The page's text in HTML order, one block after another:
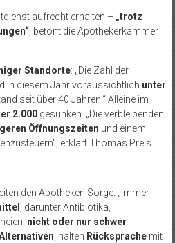
aufrecht erhalten – „trotz
, betont die Apothekerkammer
Standorte: „Die Zahl der
in diesem Jahr voraussichtlich unter
seit über 40 Jahren.“ Alleine im
2.000gesunken. „Die verbleibenden
Öffnungszeiten und einem
erklärt Thomas Preis.
den Apotheken Sorge: „Immer
, darunter Antibiotika,
nicht oder nur schwer
, halten Rücksprachemit